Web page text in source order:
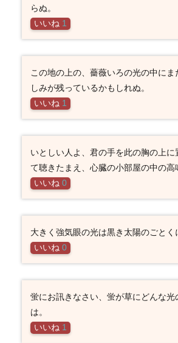
らぬ。
いいね 1
この地の上の、薔薇いろの光の中にま
しみが残っているかもしれぬ。
いいね 1
いとしい人よ、君の手を此の胸の上に
て聴きたまえ、心臓の小部屋の中の高
いいね 0
大きく強気眼の光は黒き太陽のごとく
いいね 0
蛍にお訊きなさい、蛍が草にどんな光
は。
いいね 1